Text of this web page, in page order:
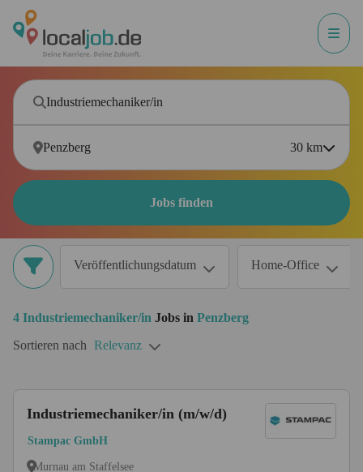
30 km
Jobs finden
Veröffentlichungsdatum Home-Office
4 Industriemechaniker/in Jobs in Penzberg
Sortieren nach Relevanz
Industriemechaniker/in (m/w/d)
Stampac GmbH
Murnau am Staffelsee